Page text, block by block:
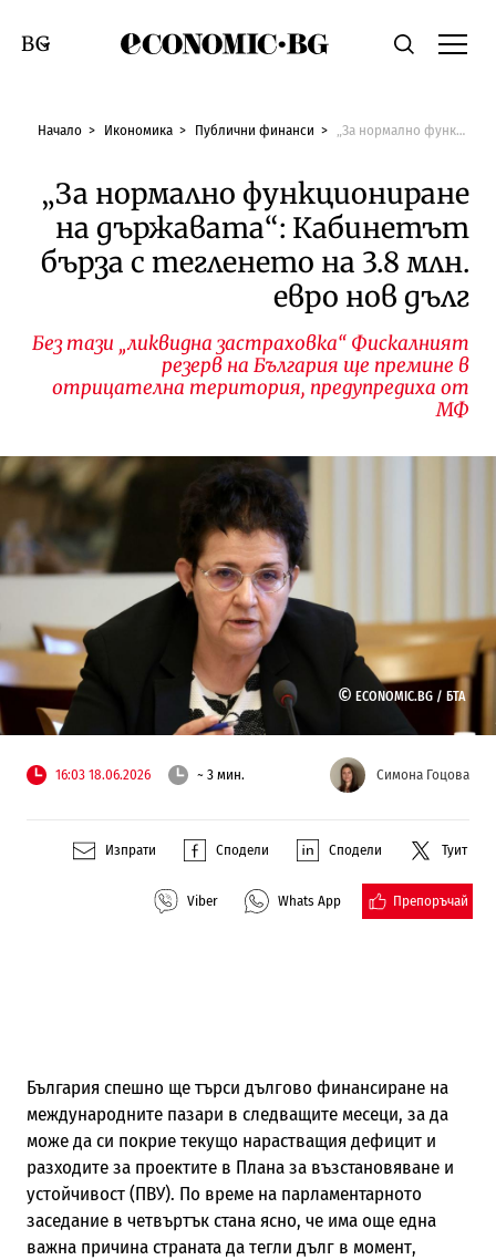
Economic.bgТърсене
Смяна на език
Начало Икономика Публични финанси „За нормално функциониране на държавата“: Кабинетът бърза с тегленето на 3.8 млн. евро нов дълг
„За нормално функциониране
на държавата“: Кабинетът
бърза с тегленето на 3.8 млн.
евро нов дълг
Без тази „ликвидна застраховка“ Фискалният
резерв на България ще премине в
отрицателна територия, предупредиха от
МФ
© ECONOMIC.BG / БТА
16:03 18.06.2026 ~ 3 мин. Симона Гоцова
Изпрати Сподели Сподели Туит
Viber Whats App Препоръчай
България спешно ще търси дългово финансиране на
международните пазари в следващите месеци, за да
може да си покрие текущо нарастващия дефицит и
разходите за проектите в Плана за възстановяване и
устойчивост (ПВУ). По време на парламентарното
заседание в четвъртък стана ясно, че има още една
важна причина страната да тегли дълг в момент,